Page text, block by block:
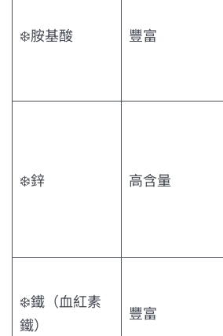
❄️胺基酸 豐富
❄️鋅 高含量
❄️鐵（血紅素
鐵）
豐富